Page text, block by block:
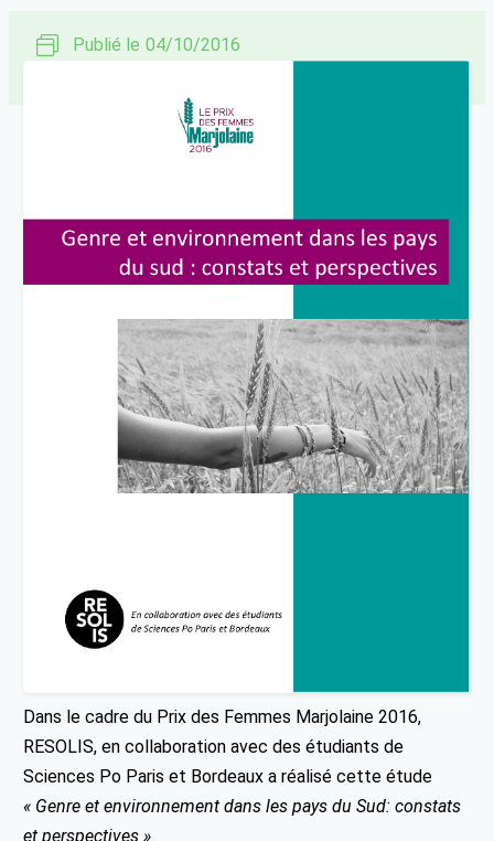
Publié le 04/10/2016
Dans le cadre du Prix des Femmes Marjolaine 2016,
RESOLIS, en collaboration avec des étudiants de
Sciences Po Paris et Bordeaux a réalisé cette étude
« Genre et environnement dans les pays du Sud: constats
et perspectives ».